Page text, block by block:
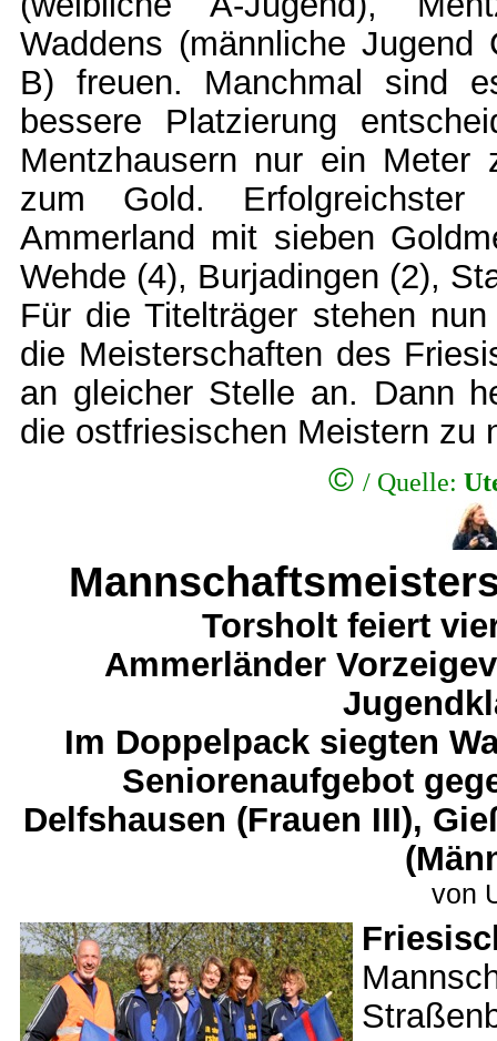
Waddens (männliche
B) freuen. Manchmal sind
bessere Platzierung
Mentzhausern nur ein Meter
zum Gold.
Ammerland mit sieben
Wehde (4), Burjadingen (2),
Für die Titelträger stehen
die Meisterschaften des
an gleicher Stelle an. Dann
die ostfriesischen Meistern zu
© / Quelle:
Torsholt feiert
Ammerländer
Im Doppelpack siegten
Seniorenaufgebot
Delfshausen (Frauen III),
von